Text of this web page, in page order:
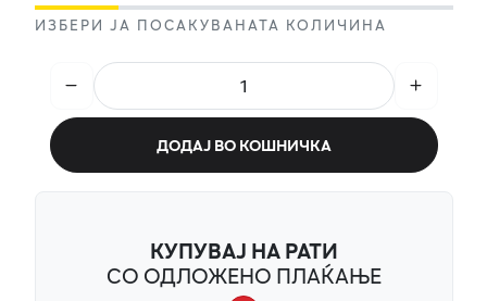
ИЗБЕРИ ЈА ПОСАКУВАНАТА КОЛИЧИНА
ДОДАЈ ВО КОШНИЧКА
КУПУВАЈ НА РАТИ
СО ОДЛОЖЕНО ПЛАЌАЊЕ